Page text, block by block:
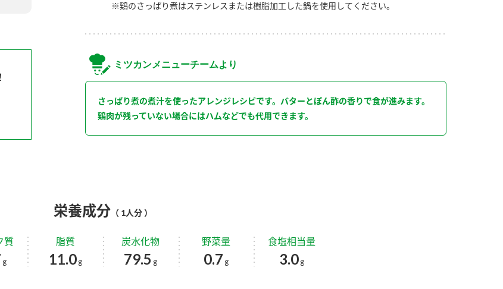
※鶏のさっぱり煮はステンレスまたは樹脂加工した鍋を使用してください。
ミツカンメニューチームより
さっぱり煮の煮汁を使ったアレンジレシピです。バターとぽん酢の香りで食が進みます。
鶏肉が残っていない場合にはハムなどでも代用できます。
栄養成分 （ 1人分 ）
質
g
脂質
11.0 g
炭水化物
79.5 g
野菜量
0.7 g
食塩相当量
3.0 g